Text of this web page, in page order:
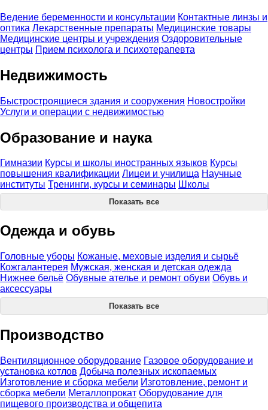
Ведение беременности и консультации Контактные линзы и
оптика Лекарственные препараты Медицинские товары
Медицинские центры и учреждения Оздоровительные
центры Прием психолога и психотерапевта
Недвижимость
Быстростроящиеся здания и сооружения Новостройки
Услуги и операции с недвижимостью
Образование и наука
Гимназии Курсы и школы иностранных языков Курсы
повышения квалификации Лицеи и училища Научные
институты Тренинги, курсы и семинары Школы
Показать все
Одежда и обувь
Головные уборы Кожаные, меховые изделия и сырьё
Кожгалантерея Мужская, женская и детская одежда
Нижнее бельё Обувные ателье и ремонт обуви Обувь и
аксессуары
Показать все
Производство
Вентиляционное оборудование Газовое оборудование и
установка котлов Добыча полезных ископаемых
Изготовление и сборка мебели Изготовление, ремонт и
сборка мебели Металлопрокат Оборудование для
пищевого производства и общепита